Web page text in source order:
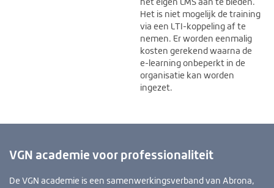
het eigen LMS aan te bieden.
Het is niet mogelijk de training
via een LTI-koppeling af te
nemen. Er worden eenmalig
kosten gerekend waarna de
e-learning onbeperkt in de
organisatie kan worden
ingezet.
VGN academie voor professionaliteit
De VGN academie is een samenwerkingsverband van Abrona,